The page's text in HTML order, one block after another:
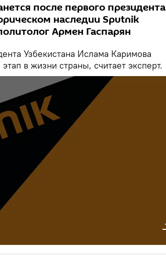
после первого президента
наследии Sputnik
Армен Гаспарян
Узбекистана Ислама Каримова
в жизни страны, считает эксперт.